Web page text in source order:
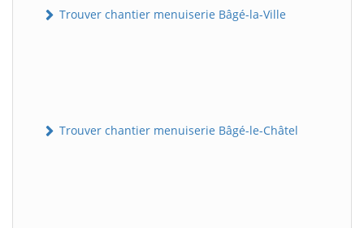
Trouver chantier menuiserie Bâgé-la-Ville
Trouver chantier menuiserie Bâgé-le-Châtel